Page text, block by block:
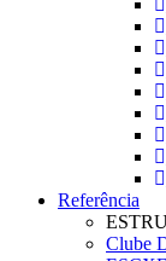
Referência
Clube